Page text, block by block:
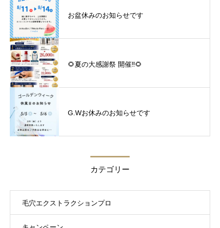
お盆休みのお知らせです
🌻夏の大感謝祭 開催‼︎🌻
G.Wお休みのお知らせです
カテゴリー
毛穴エクストラクションプロ